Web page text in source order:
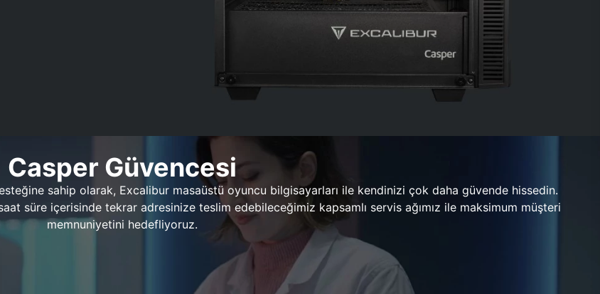
Casper Güvencesi
sahip olarak, Excalibur masaüstü oyuncu bilgisayarları ile kendinizi çok daha güvende hissedin.
süre içerisinde tekrar adresinize teslim edebileceğimiz kapsamlı servis ağımız ile maksimum müşteri
memnuniyetini hedefliyoruz.